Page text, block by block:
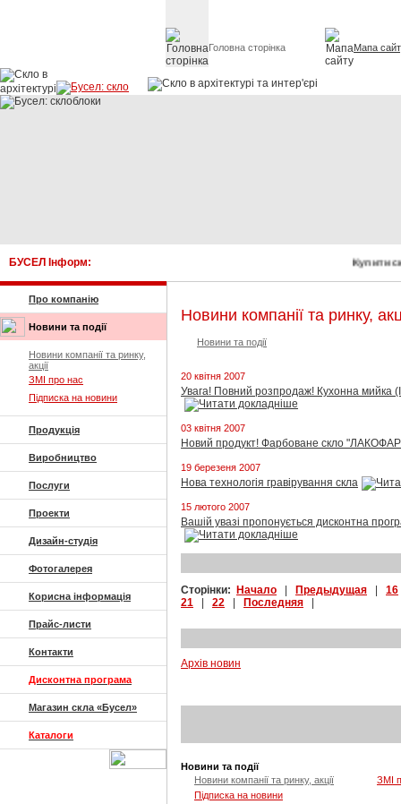
Головна сторінка Мапа
БУСЕЛ Інформ: Купити
Про компанію
Новини та події
Новини компанії та ринку,
акції
ЗМІ про нас
Підписка на новини
Продукція
Виробництво
Послуги
Проекти
Дизайн-студія
Фотогалерея
Корисна інформація
Прайс-листи
Контакти
Дисконтна програма
Магазин скла «Бусел»
Каталоги
Новини компанії та ринку,
Новини та події
20 квітня 2007
Увага! Повний розпродаж! Кухонна мийка
03 квітня 2007
Новий продукт! Фарбоване скло
19 березеня 2007
Нова технологія гравірування скла
15 лютого 2007
Вашій увазі пропонується дисконтна
Сторінки: Начало Предыдущая 16
21
22 Последняя
Архів новин
Новини та події
Новини компанії та ринку, акції
ЗМІ
Підписка на новини